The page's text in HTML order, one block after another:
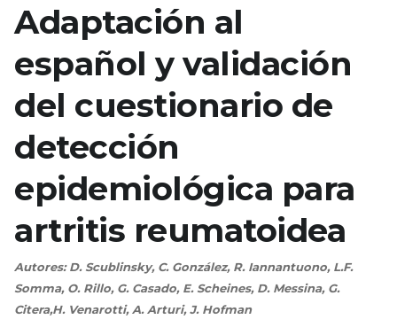
Adaptación al
español y validación
del cuestionario de
detección
epidemiológica para
artritis reumatoidea
Autores: D. Scublinsky, C. González, R. Iannantuono, L.F.
Somma, O. Rillo, G. Casado, E. Scheines, D. Messina, G.
Citera,H. Venarotti, A. Arturi, J. Hofman